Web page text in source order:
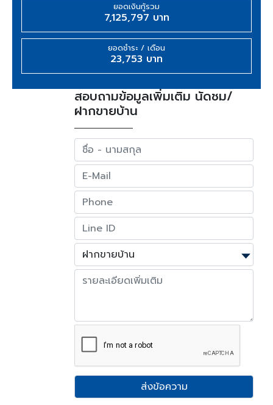
ยอดเงินกู้รวม
7,125,797 บาท
ยอดชำระ / เดือน
23,753 บาท
สอบถามข้อมูลเพิ่มเติม นัดชม/
ฝากขายบ้าน
ส่งข้อความ